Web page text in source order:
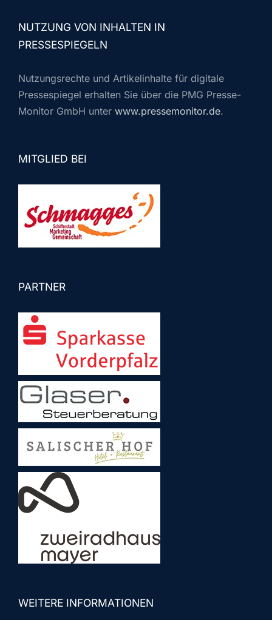
NUTZUNG VON INHALTEN IN
PRESSESPIEGELN
Nutzungsrechte und Artikelinhalte für digitale
Pressespiegel erhalten Sie über die PMG Presse-
Monitor GmbH unter www.pressemonitor.de.
MITGLIED BEI
PARTNER
WEITERE INFORMATIONEN